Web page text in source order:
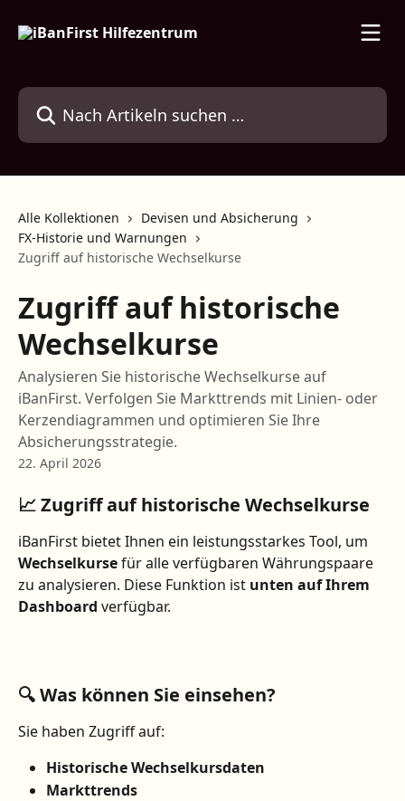
Nach Artikeln suchen …
Alle Kollektionen
Devisen und Absicherung
FX-Historie und Warnungen
Zugriff auf historische Wechselkurse
Zugriff auf historische
Wechselkurse
Analysieren Sie historische Wechselkurse auf
iBanFirst. Verfolgen Sie Markttrends mit Linien- oder
Kerzendiagrammen und optimieren Sie Ihre
Absicherungsstrategie.
22. April 2026
📈 Zugriff auf historische Wechselkurse
iBanFirst bietet Ihnen ein leistungsstarkes Tool, um
Wechselkurse für alle verfügbaren Währungspaare
zu analysieren. Diese Funktion ist unten auf Ihrem
Dashboard verfügbar.
🔍 Was können Sie einsehen?
Sie haben Zugriff auf:
Historische Wechselkursdaten
Markttrends